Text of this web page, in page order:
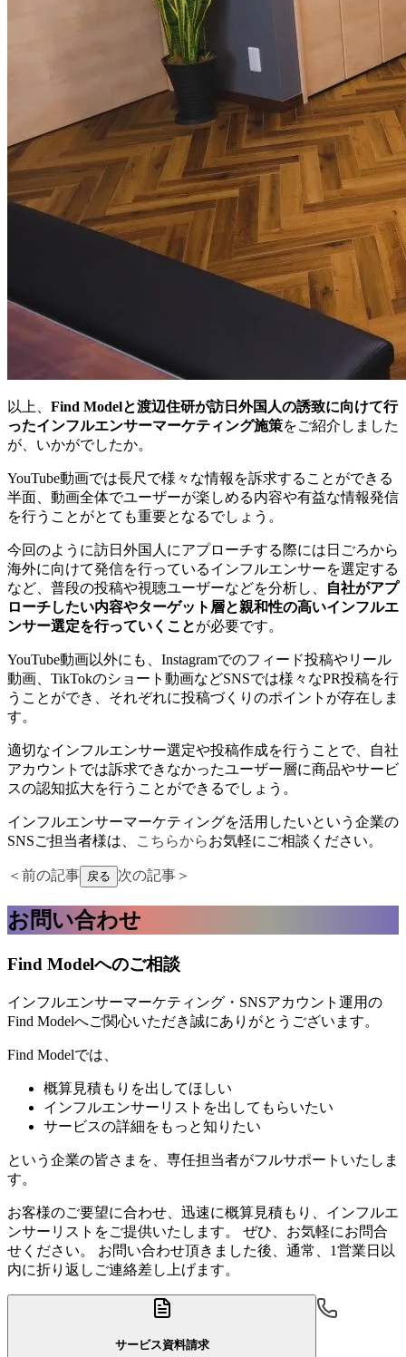
以上、 Find Modelと渡辺住研が訪日外国人の誘致に向けて行
ったインフルエンサーマーケティング施策をご紹介しました
が、いかがでしたか。
YouTube動画では長尺で様々な情報を訴求することができる
半面、動画全体でユーザーが楽しめる内容や有益な情報発信
を行うことがとても重要となるでしょう。
今回のように訪日外国人にアプローチする際には日ごろから
海外に向けて発信を行っているインフルエンサーを選定する
など、普段の投稿や視聴ユーザーなどを分析し、
自社がアプ
ローチしたい内容やターゲット層と親和性の高いインフルエ
ンサー選定を行っていくことが必要です。
YouTube動画以外にも、Instagramでのフィード投稿やリール
動画、TikTokのショート動画などSNSでは様々なPR投稿を行
うことができ、それぞれに投稿づくりのポイントが存在しま
す。
適切なインフルエンサー選定や投稿作成を行うことで、自社
アカウントでは訴求できなかったユーザー層に商品やサービ
スの認知拡大を行うことができるでしょう。
インフルエンサーマーケティングを活用したいという企業の
SNSご担当者様は、
こちらからお気軽にご相談ください。
＜前の記事 戻る 次の記事＞
お問い合わせ
Find Modelへのご相談
インフルエンサーマーケティング・SNSアカウント運用の
Find Modelへご関心いただき誠にありがとうございます。
Find Modelでは、
概算見積もりを出してほしい
インフルエンサーリストを出してもらいたい
サービスの詳細をもっと知りたい
という企業の皆さまを、専任担当者がフルサポートいたしま
す。
お客様のご要望に合わせ、迅速に概算見積もり、インフルエ
ンサーリストをご提供いたします。 ぜひ、お気軽にお問合
せください。 お問い合わせ頂きました後、通常、1営業日以
内に折り返しご連絡差し上げます。
サービス資料請求